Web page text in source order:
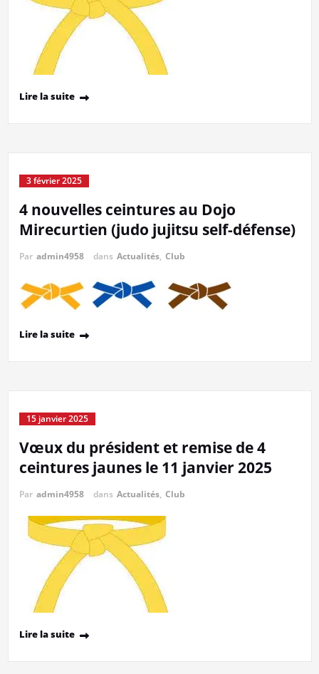
Lire la suite
3 février 2025
4 nouvelles ceintures au Dojo
Mirecurtien (judo jujitsu self-défense)
Par admin4958 dans Actualités, Club
Lire la suite
15 janvier 2025
Vœux du président et remise de 4
ceintures jaunes le 11 janvier 2025
Par admin4958 dans Actualités, Club
Lire la suite